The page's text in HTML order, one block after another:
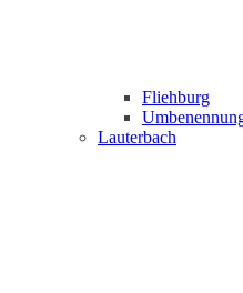
Fliehburg
Lauterbach